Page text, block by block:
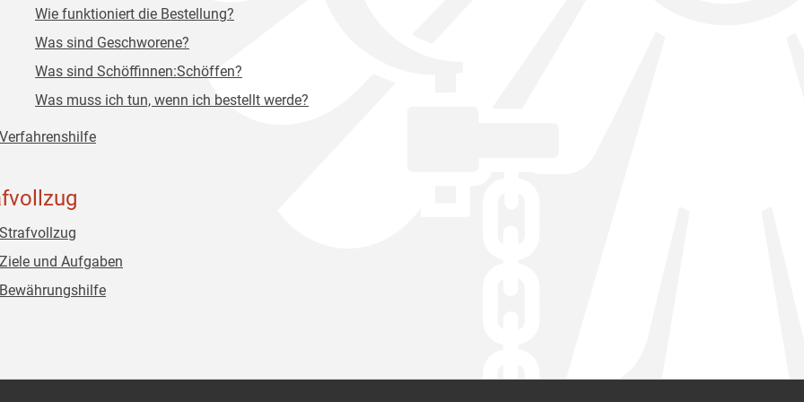
Wie funktioniert die Bestellung?
Was sind Geschworene?
Was sind Schöffinnen:Schöffen?
Was muss ich tun, wenn ich bestellt werde?
Verfahrenshilfe
Strafvollzug
Ziele und Aufgaben
Bewährungshilfe